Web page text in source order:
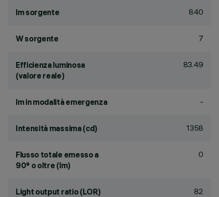
lm sorgente 840
W sorgente 7
Efficienza luminosa
(valore reale)
83.49
lm in modalità emergenza -
Intensità massima (cd) 1358
Flusso totale emesso a
90° o oltre (lm)
0
Light output ratio (LOR) 82